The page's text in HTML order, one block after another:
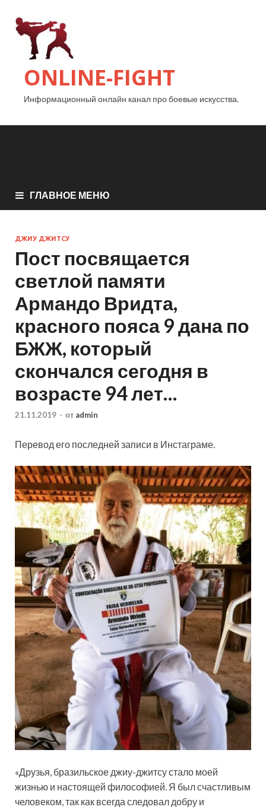
ONLINE-FIGHT
Информационный онлайн канал про боевые искусства.
ГЛАВНОЕ МЕНЮ
ДЖИУ ДЖИТСУ
Пост посвящается
светлой памяти
Армандо Вридта,
красного пояса 9 дана по
БЖЖ, который
скончался сегодня в
возрасте 94 лет…
21.11.2019 - от admin
Перевод его последней записи в Инстаграме.
«Друзья, бразильское джиу-джитсу стало моей
жизнью и настоящей философией. Я был счастливым
человеком, так как всегда следовал добру и